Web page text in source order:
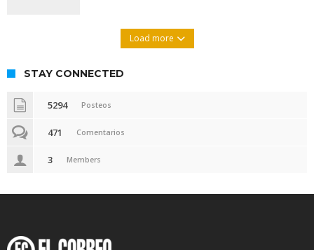
Load more
STAY CONNECTED
5294 Posteos
471 Comentarios
3 Members